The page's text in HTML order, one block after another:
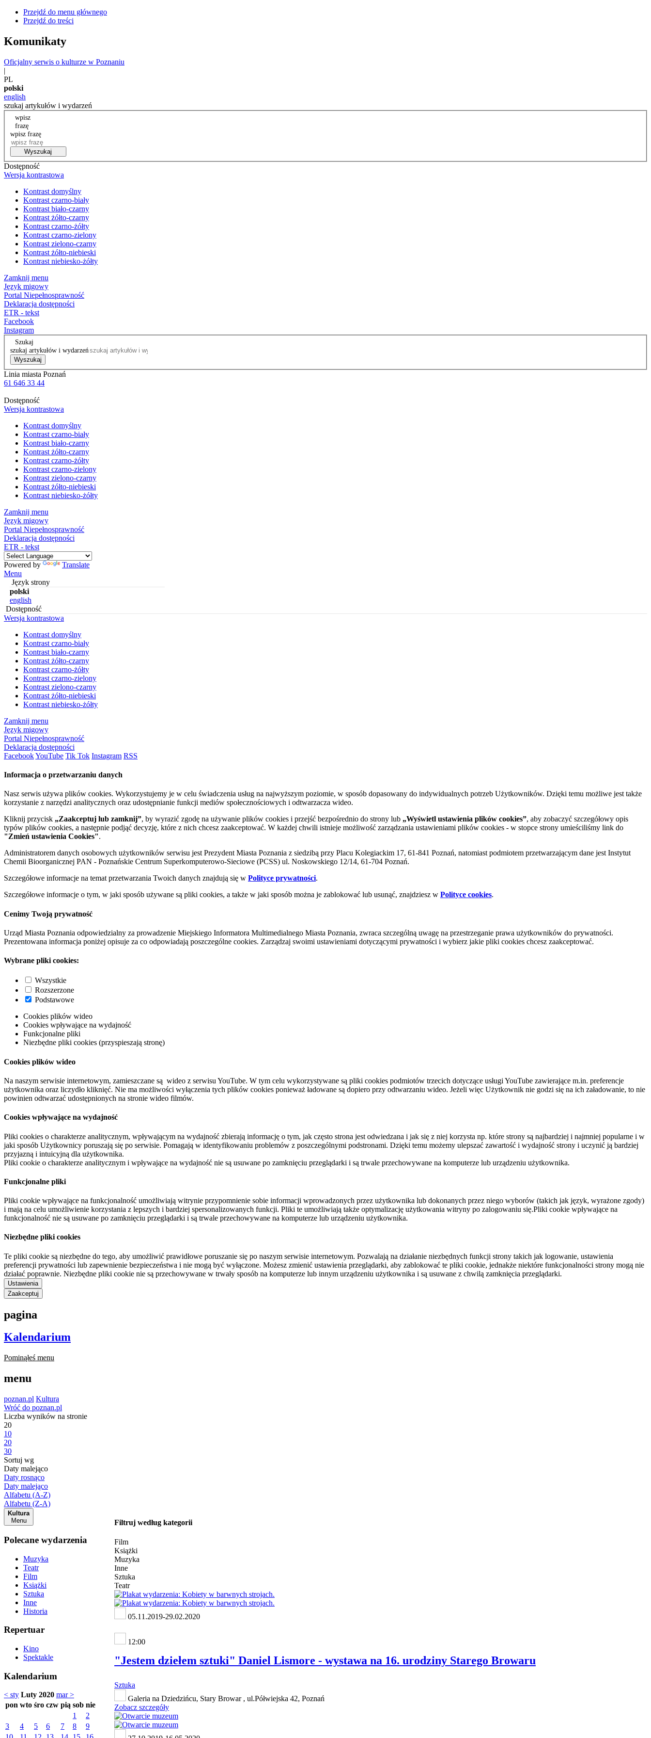
Przejdź do menu głównego
Przejdź do treści
Komunikaty
Oficjalny serwis o kulturze w Poznaniu
|
PL
polski
english
szukaj artykułów i wydarzeń
wpisz
frazę
wpisz frazę
Wyszukaj
Dostępność
Wersja kontrastowa
Kontrast domyślny
Kontrast czarno-biały
Kontrast biało-czarny
Kontrast żółto-czarny
Kontrast czarno-żółty
Kontrast czarno-zielony
Kontrast zielono-czarny
Kontrast żółto-niebieski
Kontrast niebiesko-żółty
Zamknij menu
Język migowy
Portal Niepełnosprawność
Deklaracja dostępności
ETR - tekst
Facebook
Instagram
Szukaj
szukaj artykułów i wydarzeń
Wyszukaj
Linia miasta Poznań
61 646 33 44
Dostępność
Wersja kontrastowa
Kontrast domyślny
Kontrast czarno-biały
Kontrast biało-czarny
Kontrast żółto-czarny
Kontrast czarno-żółty
Kontrast czarno-zielony
Kontrast zielono-czarny
Kontrast żółto-niebieski
Kontrast niebiesko-żółty
Zamknij menu
Język migowy
Portal Niepełnosprawność
Deklaracja dostępności
ETR - tekst
Powered by
Translate
Menu
Język strony
polski
english
Dostępność
Wersja kontrastowa
Kontrast domyślny
Kontrast czarno-biały
Kontrast biało-czarny
Kontrast żółto-czarny
Kontrast czarno-żółty
Kontrast czarno-zielony
Kontrast zielono-czarny
Kontrast żółto-niebieski
Kontrast niebiesko-żółty
Zamknij menu
Język migowy
Portal Niepełnosprawność
Deklaracja dostępności
FacebookYouTube Tik Tok Instagram RSS
Informacja o przetwarzaniu danych
Nasz serwis używa plików cookies. Wykorzystujemy je w celu świadczenia usług na najwyższym poziomie, w sposób dopasowany do indywidualnych potrzeb Użytkowników. Dzięki temu możliwe jest także
korzystanie z narzędzi analitycznych oraz udostępnianie funkcji mediów społecznościowych i odtwarzacza wideo.
Kliknij przycisk „Zaakceptuj lub zamknij”, by wyrazić zgodę na używanie plików cookies i przejść bezpośrednio do strony lub „Wyświetl ustawienia plików cookies”, aby zobaczyć szczegółowy opis
typów plików cookies, a następnie podjąć decyzję, które z nich chcesz zaakceptować. W każdej chwili istnieje możliwość zarządzania ustawieniami plików cookies - w stopce strony umieściliśmy link do
"Zmień ustawienia Cookies".
Administratorem danych osobowych użytkowników serwisu jest Prezydent Miasta Poznania z siedzibą przy Placu Kolegiackim 17, 61-841 Poznań, natomiast podmiotem przetwarzającym dane jest Instytut
Chemii Bioorganicznej PAN - Poznańskie Centrum Superkomputerowo-Sieciowe (PCSS) ul. Noskowskiego 12/14, 61-704 Poznań.
Szczegółowe informacje na temat przetwarzania Twoich danych znajdują się w Polityce prywatności.
Szczegółowe informacje o tym, w jaki sposób używane są pliki cookies, a także w jaki sposób można je zablokować lub usunąć, znajdziesz w Polityce cookies.
Cenimy Twoją prywatność
Urząd Miasta Poznania odpowiedzialny za prowadzenie Miejskiego Informatora Multimedialnego Miasta Poznania, zwraca szczególną uwagę na przestrzeganie prawa użytkowników do prywatności.
Prezentowana informacja poniżej opisuje za co odpowiadają poszczególne cookies. Zarządzaj swoimi ustawieniami dotyczącymi prywatności i wybierz jakie pliki cookies chcesz zaakceptować.
Wybrane pliki cookies:
Wszystkie
Rozszerzone
Podstawowe
Cookies plików wideo
Cookies wpływające na wydajność
Funkcjonalne pliki
Niezbędne pliki cookies (przyspieszają stronę)
Cookies plików wideo
Na naszym serwisie internetowym, zamieszczane są wideo z serwisu YouTube. W tym celu wykorzystywane są pliki cookies podmiotów trzecich dotyczące usługi YouTube zawierające m.in. preferencje
użytkownika oraz liczydło kliknięć. Nie ma możliwości wyłączenia tych plików cookies ponieważ ładowane są dopiero przy odtwarzaniu wideo. Jeżeli więc Użytkownik nie godzi się na ich załadowanie, to nie
powinien odtwarzać udostępnionych na stronie wideo filmów.
Cookies wpływające na wydajność
Pliki cookies o charakterze analitycznym, wpływającym na wydajność zbierają informację o tym, jak często strona jest odwiedzana i jak się z niej korzysta np. które strony są najbardziej i najmniej popularne i w
jaki sposób Użytkownicy poruszają się po serwisie. Pomagają w identyfikowaniu problemów z poszczególnymi podstronami. Dzięki temu możemy ulepszać zawartość i wydajność strony i uczynić ją bardziej
przyjazną i intuicyjną dla użytkownika.
Pliki cookie o charakterze analitycznym i wpływające na wydajność nie są usuwane po zamknięciu przeglądarki i są trwale przechowywane na komputerze lub urządzeniu użytkownika.
Funkcjonalne pliki
Pliki cookie wpływające na funkcjonalność umożliwiają witrynie przypomnienie sobie informacji wprowadzonych przez użytkownika lub dokonanych przez niego wyborów (takich jak język, wyrażone zgody)
i mają na celu umożliwienie korzystania z lepszych i bardziej spersonalizowanych funkcji. Pliki te umożliwiają także optymalizację użytkowania witryny po zalogowaniu się.Pliki cookie wpływające na
funkcjonalność nie są usuwane po zamknięciu przeglądarki i są trwale przechowywane na komputerze lub urządzeniu użytkownika.
Niezbędne pliki cookies
Te pliki cookie są niezbędne do tego, aby umożliwić prawidłowe poruszanie się po naszym serwisie internetowym. Pozwalają na działanie niezbędnych funkcji strony takich jak logowanie, ustawienia
preferencji prywatności lub zapewnienie bezpieczeństwa i nie mogą być wyłączone. Możesz zmienić ustawienia przeglądarki, aby zablokować te pliki cookie, jednakże niektóre funkcjonalności strony mogą nie
działać poprawnie. Niezbędne pliki cookie nie są przechowywane w trwały sposób na komputerze lub innym urządzeniu użytkownika i są usuwane z chwilą zamknięcia przeglądarki.
Ustawienia
Zaakceptuj
pagina
Kalendarium
Pominąłeś menu
menu
poznan.pl Kultura
Wróć do poznan.pl
Liczba wyników na stronie
20
10
20
30
Sortuj wg
Daty malejąco
Daty rosnąco
Daty malejąco
Alfabetu (A-Z)
Alfabetu (Z-A)
Kultura
Menu
Polecane wydarzenia
Muzyka
Teatr
Film
Książki
Sztuka
Inne
Historia
Repertuar
Kino
Spektakle
Kalendarium
< sty Luty 2020 mar >
pon wto śro czw pią sob nie
1
2
3
4 5 6 7 8
9
Filtruj według kategorii
Film
Książki
Muzyka
Inne
Sztuka
Teatr
05.11.2019-29.02.2020
12:00
"Jestem dziełem sztuki" Daniel Lismore - wystawa na 16. urodziny Starego Browaru
Sztuka
Galeria na Dziedzińcu, Stary Browar , ul.Półwiejska 42, Poznań
Zobacz szczegóły